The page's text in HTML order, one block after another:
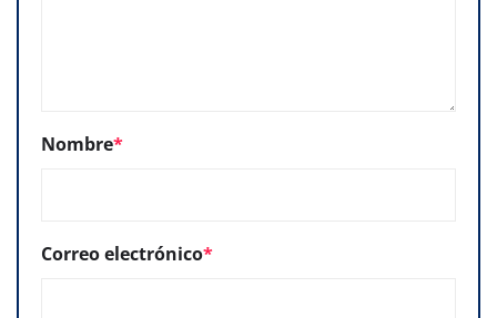
Nombre*
Correo electrónico*